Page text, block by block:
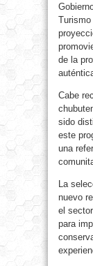
de la
Cabe
sido
este
una
La
nuevo
el
para